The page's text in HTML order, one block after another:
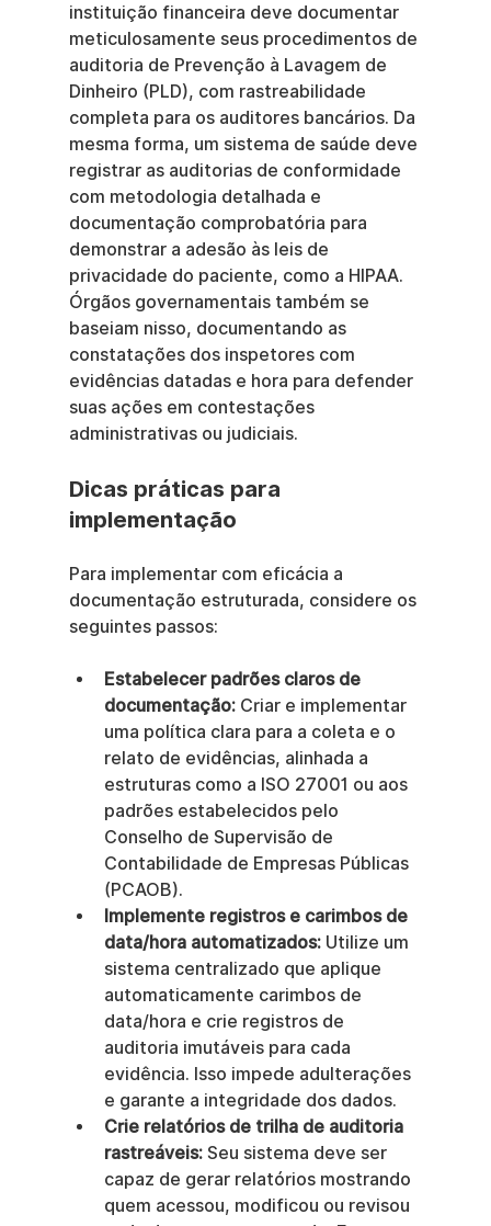
instituição financeira deve documentar
meticulosamente seus procedimentos de
auditoria de Prevenção à Lavagem de
Dinheiro (PLD), com rastreabilidade
completa para os auditores bancários. Da
mesma forma, um sistema de saúde deve
registrar as auditorias de conformidade
com metodologia detalhada e
documentação comprobatória para
demonstrar a adesão às leis de
privacidade do paciente, como a HIPAA.
Órgãos governamentais também se
baseiam nisso, documentando as
constatações dos inspetores com
evidências datadas e hora para defender
suas ações em contestações
administrativas ou judiciais.
Dicas práticas para
implementação
Para implementar com eficácia a
documentação estruturada, considere os
seguintes passos:
Estabelecer padrões claros de
documentação: Criar e implementar
uma política clara para a coleta e o
relato de evidências, alinhada a
estruturas como a ISO 27001 ou aos
padrões estabelecidos pelo
Conselho de Supervisão de
Contabilidade de Empresas Públicas
(PCAOB).
Implemente registros e carimbos de
data/hora automatizados: Utilize um
sistema centralizado que aplique
automaticamente carimbos de
data/hora e crie registros de
auditoria imutáveis para cada
evidência. Isso impede adulterações
e garante a integridade dos dados.
Crie relatórios de trilha de auditoria
rastreáveis: Seu sistema deve ser
capaz de gerar relatórios mostrando
quem acessou, modificou ou revisou